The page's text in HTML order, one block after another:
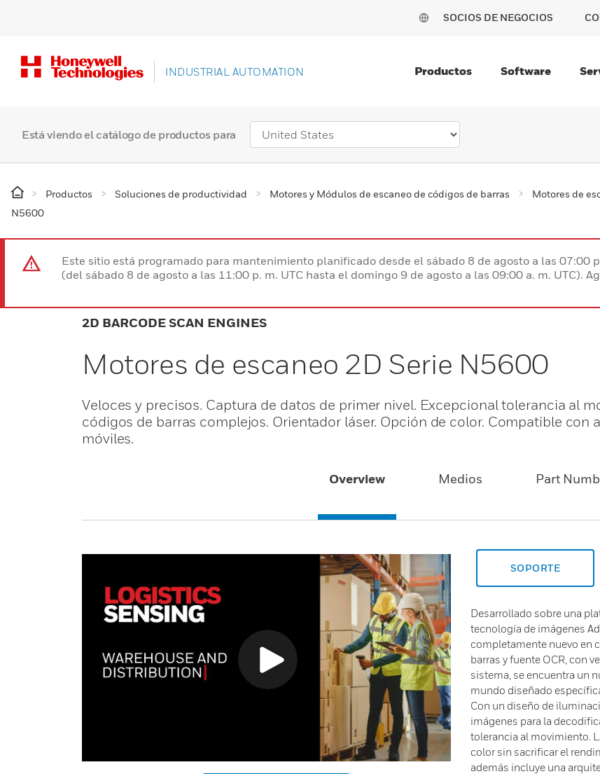
SOCIOS DE NEGOCIOS
INDUSTRIAL AUTOMATION Productos Software
Está viendo el catálogo de productos para
Productos Soluciones de productividad Motores y Módulos de escaneo de códigos de barras Motores de
N5600
Este sitio está programado para mantenimiento planificado desde el sábado 8 de agosto a las 07:00
(del sábado 8 de agosto a las 11:00 p. m. UTC hasta el domingo 9 de agosto a las 09:00 a. m. UTC).
2D BARCODE SCAN ENGINES
Motores de escaneo 2D Serie N5600
Veloces y precisos. Captura de datos de primer nivel. Excepcional tolerancia al
códigos de barras complejos. Orientador láser. Opción de color. Compatible con
móviles.
Overview Medios Part
SOPORTE
Desarrollado sobre una
tecnología de imágenes
completamente nuevo en
barras y fuente OCR, con
sistema, se encuentra un
mundo diseñado
Con un diseño de
imágenes para la
tolerancia al movimiento.
color sin sacrificar el
además incluye una